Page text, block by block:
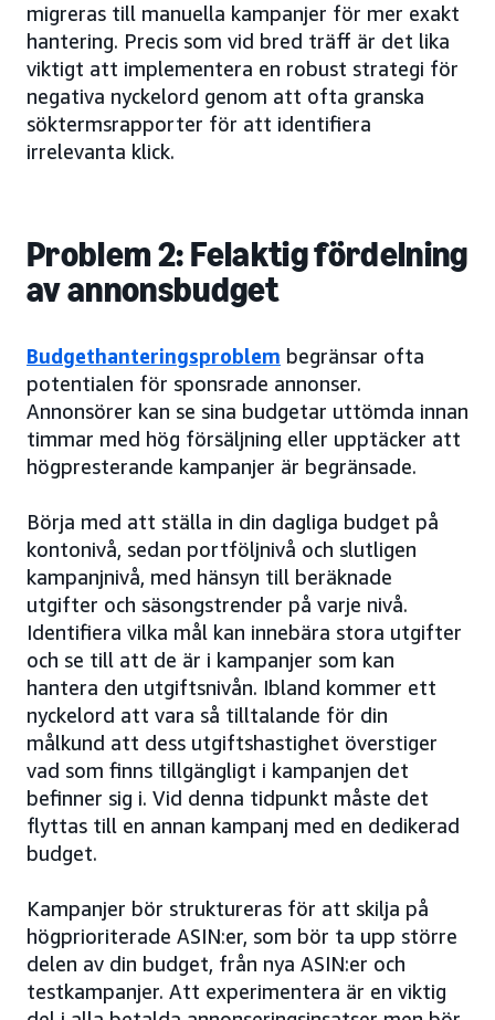
migreras till manuella kampanjer för mer exakt
hantering. Precis som vid bred träff är det lika
viktigt att implementera en robust strategi för
negativa nyckelord genom att ofta granska
söktermsrapporter för att identifiera
irrelevanta klick.
Problem 2: Felaktig fördelning
av annonsbudget
Budgethanteringsproblem begränsar ofta
potentialen för sponsrade annonser.
Annonsörer kan se sina budgetar uttömda innan
timmar med hög försäljning eller upptäcker att
högpresterande kampanjer är begränsade.
Börja med att ställa in din dagliga budget på
kontonivå, sedan portföljnivå och slutligen
kampanjnivå, med hänsyn till beräknade
utgifter och säsongstrender på varje nivå.
Identifiera vilka mål kan innebära stora utgifter
och se till att de är i kampanjer som kan
hantera den utgiftsnivån. Ibland kommer ett
nyckelord att vara så tilltalande för din
målkund att dess utgiftshastighet överstiger
vad som finns tillgängligt i kampanjen det
befinner sig i. Vid denna tidpunkt måste det
flyttas till en annan kampanj med en dedikerad
budget.
Kampanjer bör struktureras för att skilja på
högprioriterade ASIN:er, som bör ta upp större
delen av din budget, från nya ASIN:er och
testkampanjer. Att experimentera är en viktig